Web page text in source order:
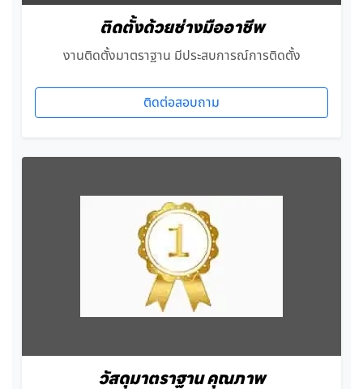
ติดตั้งด้วยช่างมืออาชีพ
งานติดตั้งมาตราฐาน มีประสบการณ์การติดตั้ง
ติดต่อสอบถาม
วัสดุมาตราฐาน คุณภาพ